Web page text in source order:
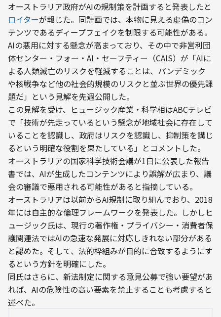
オーストラリア政府がAIの規制策を計画すると発表したと
ロイターが報じた。同計画では、本物に見える虚偽のコン
テンツであるディープフェイクを制限する可能性がある。
AIの悪用に対する懸念が高まっており、その中で非営利団
体センター・フォー・AI・セーフティー（CAIS）が「AIに
よる人類滅亡のリスクを軽減することは、パンデミック
や核戦争など他の社会的規模のリスクと並ぶ世界の優先課
題だ」という見解を先週公開した。
この見解を受け、ヒュージック産業・科学相はABCテレビ
で「技術が先走っているという懸念が地域社会に存在して
いることを認識し、政府はリスクを認識し、抑制策を講じ
るという明確な役割を果たしている」とコメントした。
オーストラリアの国家科学技術会議が1日に公表した報告
書では、AIが生成したコンテンツにより誤解が広まり、議
会の審議で悪用される可能性があると指摘している。
オーストラリアは以前からAI規制に取り組んでおり、2018
年には自主的な倫理フレームワークを発表した。しかしヒ
ュージック氏は、現行の著作権・プライバシー・消費者保
護関連法ではAIの急速な発展に対応しきれない部分がある
と認めた。そして、法的枠組みが目的に合致するようにす
るという方針を明確にした。
同氏はさらに、新法制定に関する意見公募で強い要望があ
れば、AIの危険性の高い要素を禁止することも考慮すると
述べた。